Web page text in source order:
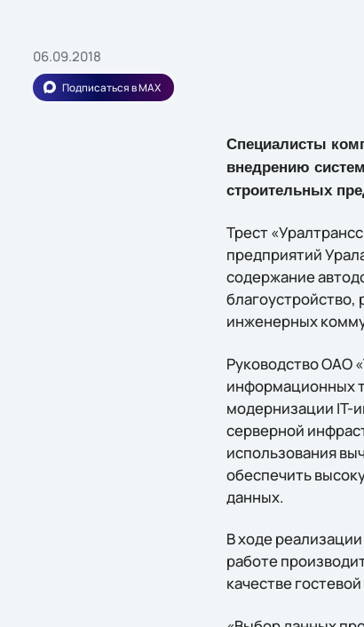
06.09.2018
Подписаться в MAX
Специалисты
внедрению
строительных
Трест
предприятий
содержание
благоустройство,
инженерных
Руководство ОАО
информационных
модернизации IT-
серверной
использования
обеспечить
данных.
В ходе
работе
качестве